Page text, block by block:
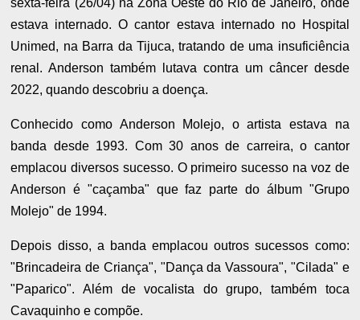
estava internado. O cantor estava internado no Hospital
Unimed, na Barra da Tijuca, tratando de uma insuficiência
renal. Anderson também lutava contra um câncer desde
2022, quando descobriu a doença.
Conhecido como Anderson Molejo, o artista estava na
banda desde 1993. Com 30 anos de carreira, o cantor
emplacou diversos sucesso. O primeiro sucesso na voz de
Anderson é "caçamba" que faz parte do álbum "Grupo
Molejo" de 1994.
Depois disso, a banda emplacou outros sucessos como:
"Brincadeira de Criança", "Dança da Vassoura", "Cilada" e
"Paparico". Além de vocalista do grupo, também toca
Cavaquinho e compõe.